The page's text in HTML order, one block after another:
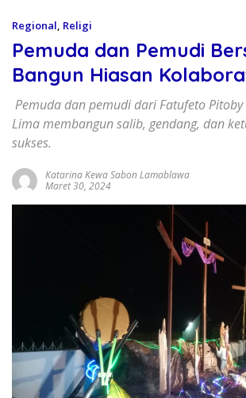
Regional, Religi
Pemuda dan Pemudi
Bangun Hiasan
Pemuda dan pemudi dari Fatufeto
Lima membangun salib, gendang, dan
sukses.
Katarina Kewa Sabon Lamablawa
Maret 30, 2024